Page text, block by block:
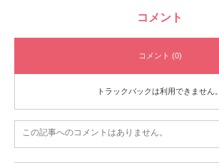
コメント
コメント (0)
トラックバックは利用できません。
この記事へのコメントはありません。